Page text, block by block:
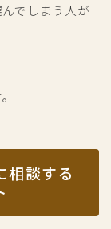
でしまう人が
相談する